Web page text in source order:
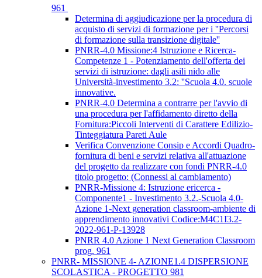
961
Determina di aggiudicazione per la procedura di
acquisto di servizi di formazione per i ''Percorsi
di formazione sulla transizione digitale''
PNRR-4.0 Missione:4 Istruzione e Ricerca-
Competenze 1 - Potenziamento dell'offerta dei
servizi di istruzione: dagli asili nido alle
Università-investimento 3.2: ''Scuola 4.0. scuole
innovative.
PNRR-4.0 Determina a contrarre per l'avvio di
una procedura per l'affidamento diretto della
Fornitura:Piccoli Interventi di Carattere Edilizio-
Tinteggiatura Pareti Aule
Verifica Convenzione Consip e Accordi Quadro-
fornitura di beni e servizi relativa all'attuazione
del progetto da realizzare con fondi PNRR-4.0
titolo progetto: (Connessi al cambiamento)
PNRR-Missione 4: Istruzione ericerca -
Componente1 - Investimento 3.2.-Scuola 4.0-
Azione 1-Next generation classroom-ambiente di
apprendimento innovativi Codice:M4C1I3.2-
2022-961-P-13928
PNRR 4.0 Azione 1 Next Generation Classroom
prog. 961
PNRR- MISSIONE 4- AZIONE1.4 DISPERSIONE
SCOLASTICA - PROGETTO 981